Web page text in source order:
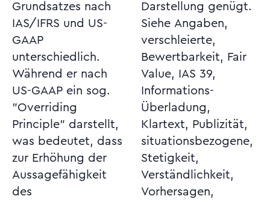
Grundsatzes nach
IAS/IFRS und US-
GAAP
unterschiedlich.
Während er nach
US-GAAP ein sog.
"Overriding
Principle" darstellt,
was bedeutet, dass
zur Erhöhung der
Aussagefähigkeit
des
Darstellung genügt.
Siehe Angaben,
verschleierte,
Bewertbarkeit, Fair
Value, IAS 39,
Informations-
Überladung,
Klartext, Publizität,
situationsbezogene,
Stetigkeit,
Verständlichkeit,
Vorhersagen,